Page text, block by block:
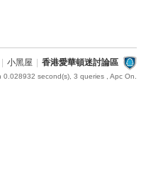
小黑屋 香港愛華頓迷討論區
0.028932 second(s), 3 queries , Apc On.